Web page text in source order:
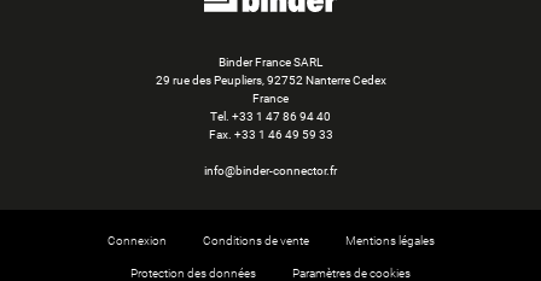
Binder France SARL
29 rue des Peupliers, 92752 Nanterre Cedex
France
Tel. +33 1 47 86 94 40
Fax. +33 1 46 49 59 33
info@binder-connector.fr
Connexion Conditions de vente Mentions légales
Protection des données Paramètres de cookies